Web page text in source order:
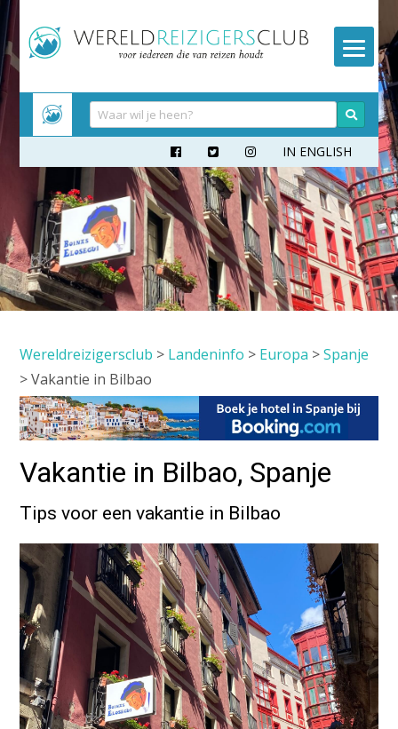
Meteen
naar
inhoud
   IN ENGLISH
Wereldreizigersclub > Landeninfo > Europa >Spanje
>Vakantie in Bilbao
Vakantie in Bilbao, Spanje
Tips voor een vakantie in Bilbao